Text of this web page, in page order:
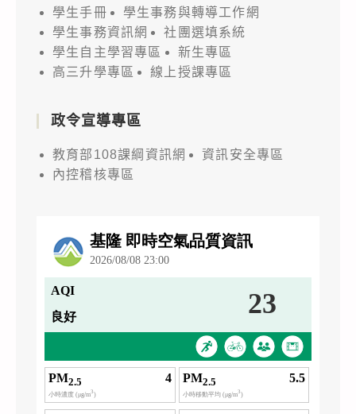
學生手冊
學生事務與轉導工作網
學生事務資訊網
社團選填系統
學生自主學習專區
新生專區
高三升學專區
線上授課專區
政令宣導專區
教育部108課綱資訊網
資訊安全專區
內控稽核專區